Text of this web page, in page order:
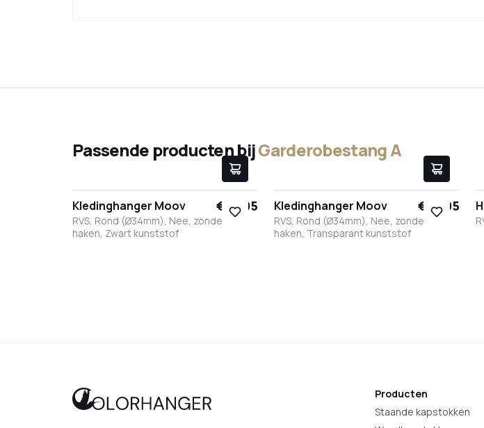
Passende producten bijGarderobestang A
Kledinghanger Moov € 17,95
RVS, Rond (Ø34mm), Nee, zonder
haken, Zwart kunststof
Kledinghanger Moov € 17,95
RVS, Rond (Ø34mm), Nee, zonder
haken, Transparant kunststof
Producten
Staande kapstokken